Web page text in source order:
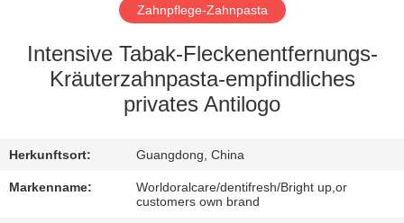
FABRIK-
AUSFLUG
TRETEN
Zahnpflege-Zahnpasta
Intensive Tabak-Fleckenentfernungs-
Kräuterzahnpasta-empfindliches
privates Antilogo
Herkunftsort: Guangdong, China
Markenname:
Worldoralcare/dentifresh/Bright up,or
customers own brand